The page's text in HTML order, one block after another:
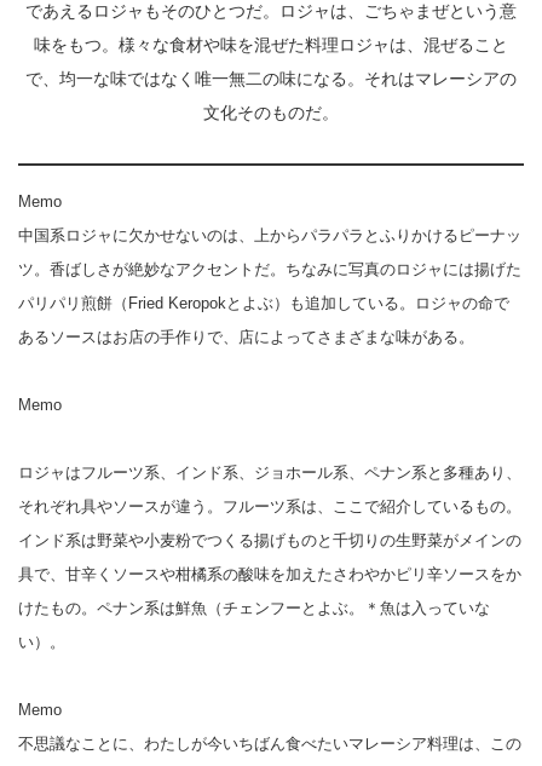
であえるロジャもそのひとつだ。ロジャは、ごちゃまぜという意
味をもつ。様々な食材や味を混ぜた料理ロジャは、混ぜること
で、均一な味ではなく唯一無二の味になる。それはマレーシアの
文化そのものだ。
Memo
中国系ロジャに欠かせないのは、上からパラパラとふりかけるピーナッ
ツ。香ばしさが絶妙なアクセントだ。ちなみに写真のロジャには揚げた
パリパリ煎餅（Fried Keropokとよぶ）も追加している。ロジャの命で
あるソースはお店の手作りで、店によってさまざまな味がある。
Memo
ロジャはフルーツ系、インド系、ジョホール系、ペナン系と多種あり、
それぞれ具やソースが違う。フルーツ系は、ここで紹介しているもの。
インド系は野菜や小麦粉でつくる揚げものと千切りの生野菜がメインの
具で、甘辛くソースや柑橘系の酸味を加えたさわやかピリ辛ソースをか
けたもの。ペナン系は鮮魚（チェンフーとよぶ。＊魚は入っていな
い）。
Memo
不思議なことに、わたしが今いちばん食べたいマレーシア料理は、この